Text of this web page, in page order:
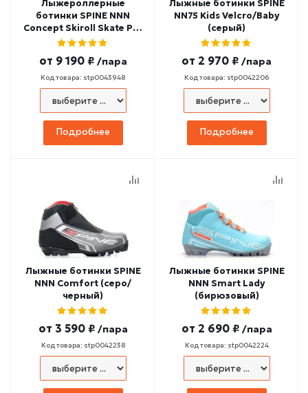
Лыжероллерные
ботинки SPINE NNN
Concept Skiroll Skate Pro
(18/1-21) (черный/
от 9 190 ₽ /пара
Код товара: stp0043948
Подробнее
Лыжные ботинки SPINE
NN75 Kids Velcro/Baby
(серый)
от 2 970 ₽ /пара
Код товара: stp0042206
Подробнее
Лыжные ботинки SPINE
NNN Comfort (серо/
черный)
от 3 590 ₽ /пара
Код товара: stp0042238
Лыжные ботинки SPINE
NNN Smart Lady
(бирюзовый)
от 2 690 ₽ /пара
Код товара: stp0042224